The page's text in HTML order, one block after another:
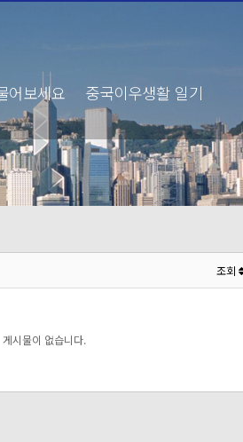
어보세요 중국이우생활 일기
조회
게시물이 없습니다.